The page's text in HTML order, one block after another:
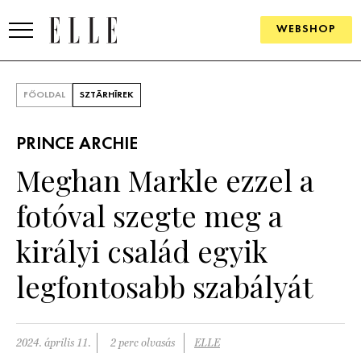
WEBSHOP
SZÉPSÉG
PSZICHÉ
PÁRKAPCSOLAT
FŐOLDAL SZTÁRHÍREK
PRINCE ARCHIE
Meghan Markle ezzel a
fotóval szegte meg a
királyi család egyik
legfontosabb szabályát
2024. április 11. 2 perc olvasás ELLE